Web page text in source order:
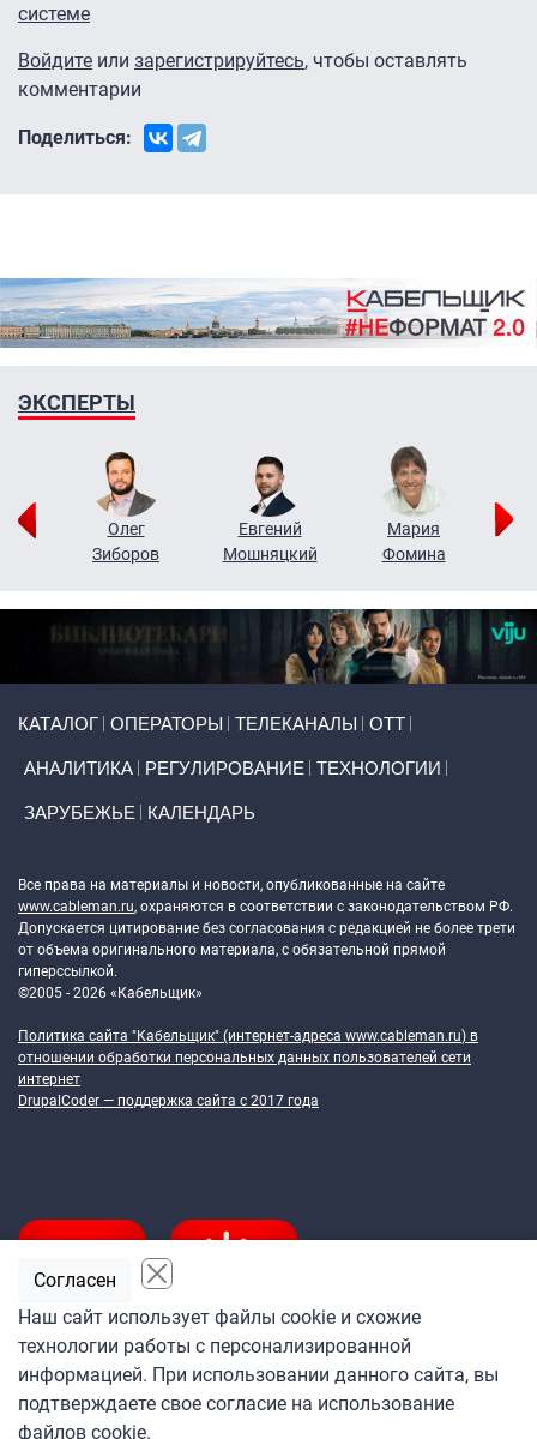
системе
Войдите или зарегистрируйтесь, чтобы оставлять
комментарии
Поделиться:
ЭКСПЕРТЫ
Олег
Зиборов
Евгений
Мошняцкий
Мария
Фомина
КАТАЛОГ ОПЕРАТОРЫ ТЕЛЕКАНАЛЫ ОТТ
АНАЛИТИКА РЕГУЛИРОВАНИЕ ТЕХНОЛОГИИ
ЗАРУБЕЖЬЕ КАЛЕНДАРЬ
Все права на материалы и новости, опубликованные на сайте
www.cableman.ru, охраняются в соответствии с законодательством РФ.
Допускается цитирование без согласования с редакцией не более трети
от объема оригинального материала, с обязательной прямой
гиперссылкой.
©2005 - 2026 «Кабельщик»
Политика сайта "Кабельщик" (интернет-адреса www.cableman.ru) в
отношении обработки персональных данных пользователей сети
интернет
DrupalCoder — поддержка сайта c 2017 года
Подпишитесь
на ежедневную рассылку
«Кабельщика»
Наш сайт использует файлы cookie и схожие
технологии работы с персонализированной
информацией. При использовании данного сайта, вы
подтверждаете свое согласие на использование
файлов cookie.
Согласен